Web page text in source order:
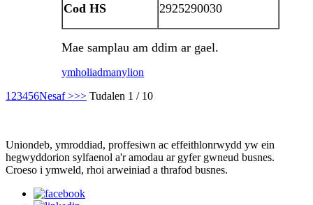
Cod HS 2925290030
Mae samplau am ddim ar gael.
ymholiadmanylion
1 23456Nesaf >>> Tudalen 1 / 10
Uniondeb, ymroddiad, proffesiwn ac effeithlonrwydd yw ein
hegwyddorion sylfaenol a'r amodau ar gyfer gwneud busnes.
Croeso i ymweld, rhoi arweiniad a thrafod busnes.